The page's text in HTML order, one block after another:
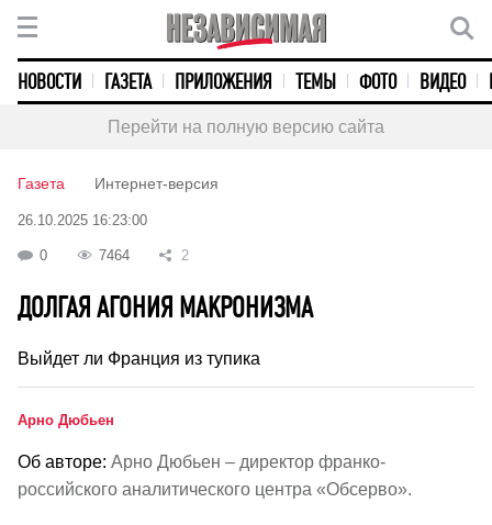
НОВОСТИ ГАЗЕТА ПРИЛОЖЕНИЯ ТЕМЫ ФОТО ВИДЕО
Перейти на полную версию сайта
Газета Интернет-версия
26.10.2025 16:23:00
0 7464 2
ДОЛГАЯ АГОНИЯ МАКРОНИЗМА
Выйдет ли Франция из тупика
Арно Дюбьен
Об авторе: Арно Дюбьен – директор франко-
российского аналитического центра «Обсерво».